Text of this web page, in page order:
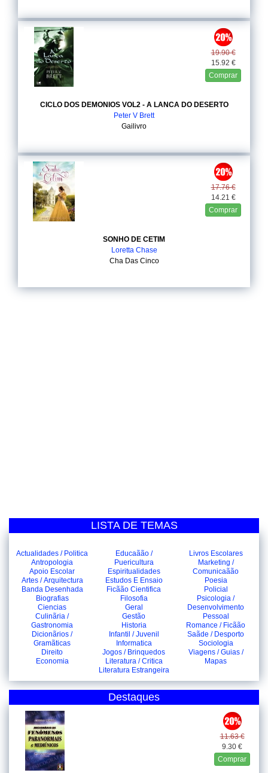
19.90 €
15.92 €
Comprar
CICLO DOS DEMONIOS VOL2 - A LANCA DO DESERTO
Peter V Brett
Gailivro
17.76 €
14.21 €
Comprar
SONHO DE CETIM
Loretta Chase
Cha Das Cinco
LISTA DE TEMAS
Actualidades / Politica
Antropologia
Apoio Escolar
Artes / Arquitectura
Banda Desenhada
Biografias
Ciencias
Culinãria /
Gastronomia
Dicionãrios /
Gramãticas
Direito
Economia
Educaãão /
Puericultura
Espiritualidades
Estudos E Ensaio
Ficãão Cientifica
Filosofia
Geral
Gestão
Historia
Infantil / Juvenil
Informatica
Jogos / Brinquedos
Literatura / Critica
Literatura Estrangeira
Livros Escolares
Marketing /
Comunicaãão
Poesia
Policial
Psicologia /
Desenvolvimento
Pessoal
Romance / Ficãão
Saãde / Desporto
Sociologia
Viagens / Guias /
Mapas
Destaques
11.63 €
9.30 €
Comprar